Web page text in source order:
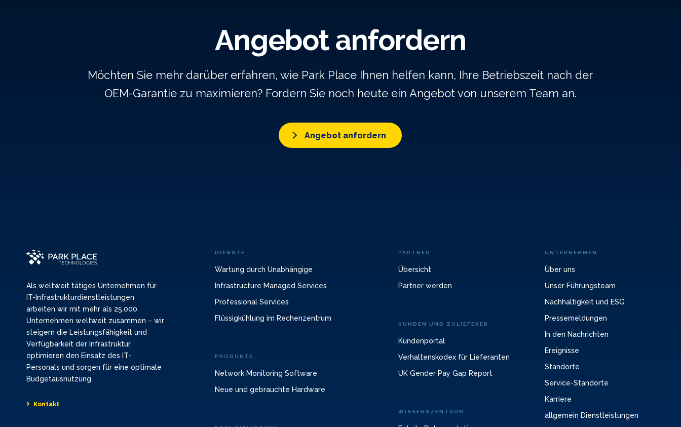
Angebot anfordern
Möchten Sie mehr darüber erfahren, wie Park Place Ihnen helfen kann, Ihre Betriebszeit nach der
OEM-Garantie zu maximieren? Fordern Sie noch heute ein Angebot von unserem Team an.
Angebot anfordern
Als weltweit tätiges Unternehmen für
IT-Infrastrukturdienstleistungen
arbeiten wir mit mehr als 25.000
Unternehmen weltweit zusammen – wir
steigern die Leistungsfähigkeit und
Verfügbarkeit der Infrastruktur,
optimieren den Einsatz des IT-
Personals und sorgen für eine optimale
Budgetausnutzung.
Kontakt
DIENSTE
Wartung durch Unabhängige
Infrastructure Managed Services
Professional Services
Flüssigkühlung im Rechenzentrum
PRODUKTE
Network Monitoring Software
Neue und gebrauchte Hardware
PARTNER
Übersicht
Partner werden
KUNDEN UND ZULIEFERER
Kundenportal
Verhaltenskodex für Lieferanten
UK Gender Pay Gap Report
WISSENSZENTRUM
UNTERNEHMEN
Über uns
Unser Führungsteam
Nachhaltigkeit und ESG
Pressemeldungen
In den Nachrichten
Ereignisse
Standorte
Service-Standorte
Karriere
allgemein Dienstleistungen